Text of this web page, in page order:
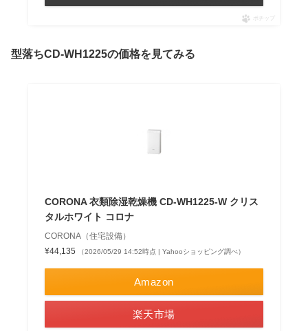
ポチップ
型落ちCD-WH1225の価格を見てみる
CORONA 衣類除湿乾燥機 CD-WH1225-W クリス
タルホワイト コロナ
CORONA（住宅設備）
¥44,135
（2026/05/29 14:52時点 | Yahooショッピング調べ）
Amazon
楽天市場